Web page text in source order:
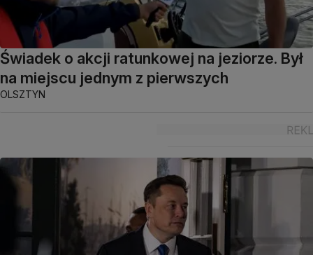
Świadek o akcji ratunkowej na jeziorze. Był
na miejscu jednym z pierwszych
OLSZTYN